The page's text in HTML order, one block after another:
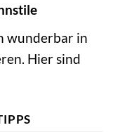
wunderbar in
Hier sind